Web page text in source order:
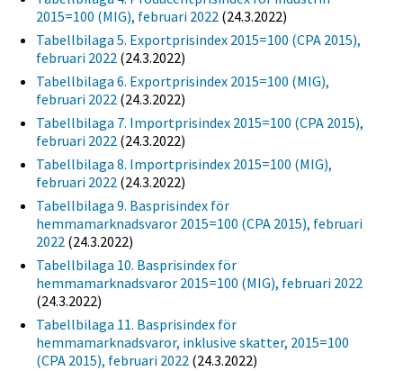
2015=100 (MIG), februari 2022 (24.3.2022)
Tabellbilaga 5. Exportprisindex 2015=100 (CPA 2015),
februari 2022 (24.3.2022)
Tabellbilaga 6. Exportprisindex 2015=100 (MIG),
februari 2022 (24.3.2022)
Tabellbilaga 7. Importprisindex 2015=100 (CPA 2015),
februari 2022 (24.3.2022)
Tabellbilaga 8. Importprisindex 2015=100 (MIG),
februari 2022 (24.3.2022)
Tabellbilaga 9. Basprisindex för
hemmamarknadsvaror 2015=100 (CPA 2015), februari
2022 (24.3.2022)
Tabellbilaga 10. Basprisindex för
hemmamarknadsvaror 2015=100 (MIG), februari 2022
(24.3.2022)
Tabellbilaga 11. Basprisindex för
hemmamarknadsvaror, inklusive skatter, 2015=100
(CPA 2015), februari 2022 (24.3.2022)